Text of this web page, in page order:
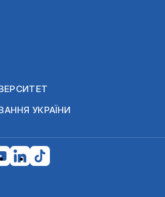
УКРАЇНИ